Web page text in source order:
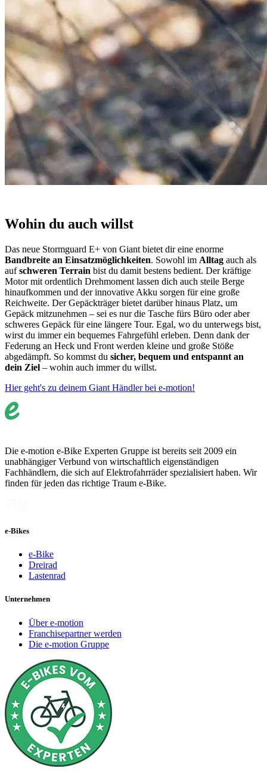
Wohin du auch willst
Das neue Stormguard E+ von Giant bietet dir eine enorme
Bandbreite an Einsatzmöglichkeiten. Sowohl im Alltag auch als
aufschweren Terrain bist du damit bestens bedient. Der kräftige
Motor mit ordentlich Drehmoment lassen dich auch steile Berge
hinaufkommen und der innovative Akku sorgen für eine große
Reichweite. Der Gepäckträger bietet darüber hinaus Platz, um
Gepäck mitzunehmen – sei es nur die Tasche fürs Büro oder aber
schweres Gepäck für eine längere Tour. Egal, wo du unterwegs bist,
wirst du immer ein bequemes Fahrgefühl erleben. Denn dank der
Federung an Heck und Front werden kleine und große Stöße
abgedämpft. So kommst du sicher, bequem und entspannt an
dein Ziel – wohin auch immer du willst.
Hier geht's zu deinem Giant Händler bei e-motion!
Die e-motion e-Bike Experten Gruppe ist bereits seit 2009 ein
unabhängiger Verbund von wirtschaftlich eigenständigen
Fachhändlern, die sich auf Elektrofahrräder spezialisiert haben. Wir
finden für jeden das richtige Traum e-Bike.
e-Bikes
e-Bike
Dreirad
Lastenrad
Unternehmen
Über e-motion
Franchisepartner werden
Die e-motion Gruppe